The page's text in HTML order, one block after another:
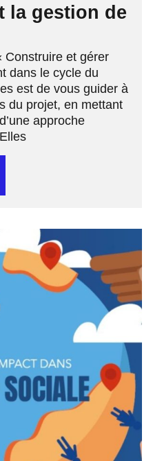
la gestion de
Construire et gérer
dans le cycle du
est de vous guider à
du projet, en mettant
approche